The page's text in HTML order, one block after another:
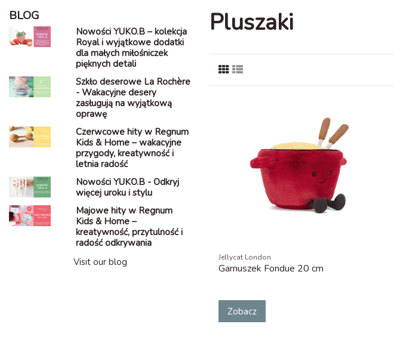
Pluszaki
Jellycat London
Garnuszek Fondue 20 cm
Zobacz
BLOG
Nowości YUKO.B – kolekcja
Royal i wyjątkowe dodatki
dla małych miłośniczek
pięknych detali
Szkło deserowe La Rochère
- Wakacyjne desery
zasługują na wyjątkową
oprawę
Czerwcowe hity w Regnum
Kids & Home – wakacyjne
przygody, kreatywność i
letnia radość
Nowości YUKO.B - Odkryj
więcej uroku i stylu
Majowe hity w Regnum
Kids & Home –
kreatywność, przytulność i
radość odkrywania
Visit our blog